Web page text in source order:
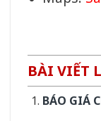
BÀI VIẾT
BÁO GIÁ